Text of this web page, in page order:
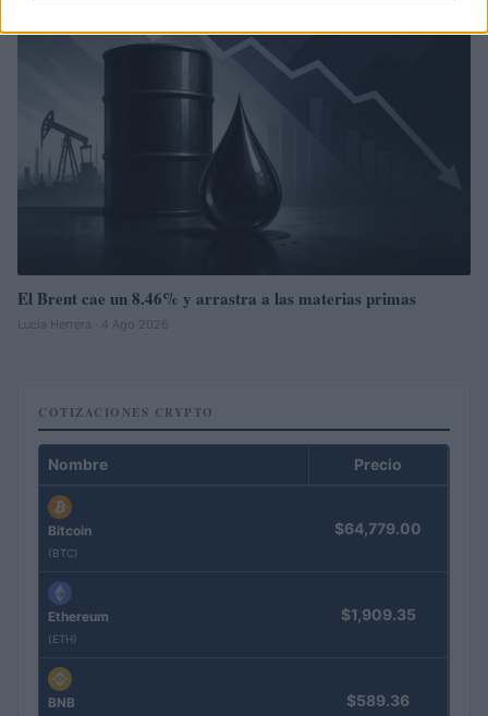
El Brent cae un 8.46% y arrastra a las materias primas
Lucía Herrera · 4 Ago 2026
COTIZACIONES CRYPTO
Nombre Precio
Bitcoin
(BTC)
$64,779.00
Ethereum
(ETH)
$1,909.35
BNB $589.36